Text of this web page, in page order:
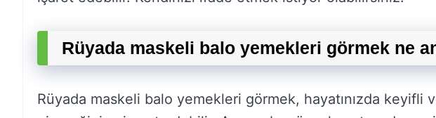
Rüyada maskeli balo yemekleri görmek ne
Rüyada maskeli balo yemekleri görmek, hayatınızda keyifli